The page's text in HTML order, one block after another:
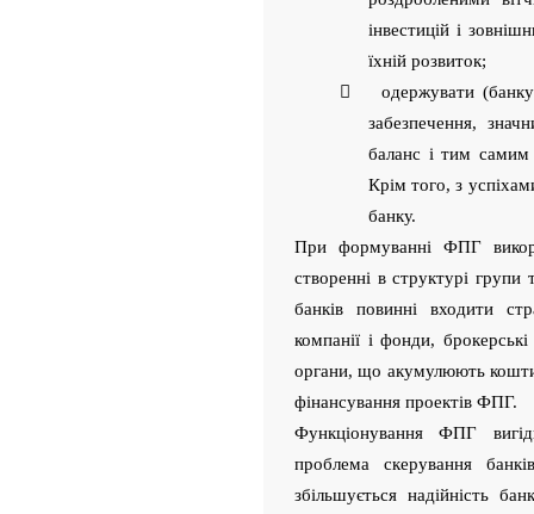
інвестицій і
їхній розвиток;
 одержувати (банку)
забезпечення,
баланс і тим самим
Крім того, з
банку.
При формуванні ФПГ
створенні в структурі
банків повинні входити
компанії і фонди,
органи, що акумулюють
фінансування проектів ФПГ.
Функціонування ФПГ
проблема скерування
збільшується надійність